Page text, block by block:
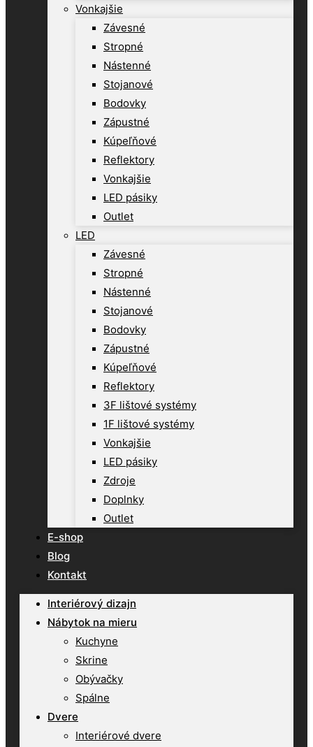
Vonkajšie
Závesné
Stropné
Nástenné
Stojanové
Bodovky
Zápustné
Kúpeľňové
Reflektory
Vonkajšie
LED pásiky
Outlet
LED
Závesné
Stropné
Nástenné
Stojanové
Bodovky
Zápustné
Kúpeľňové
Reflektory
3F lištové systémy
1F lištové systémy
Vonkajšie
LED pásiky
Zdroje
Doplnky
Outlet
E-shop
Blog
Kontakt
Interiérový dizajn
Nábytok na mieru
Kuchyne
Skrine
Obývačky
Spálne
Dvere
Interiérové dvere